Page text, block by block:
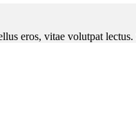
eros, vitae volutpat